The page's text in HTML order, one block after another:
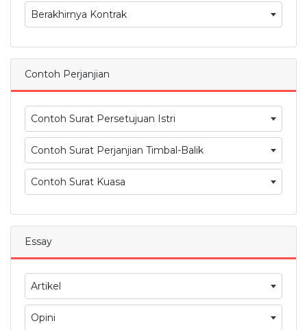
Berakhirnya Kontrak
Contoh Perjanjian
Contoh Surat Persetujuan Istri
Contoh Surat Perjanjian Timbal-Balik
Contoh Surat Kuasa
Essay
Artikel
Opini